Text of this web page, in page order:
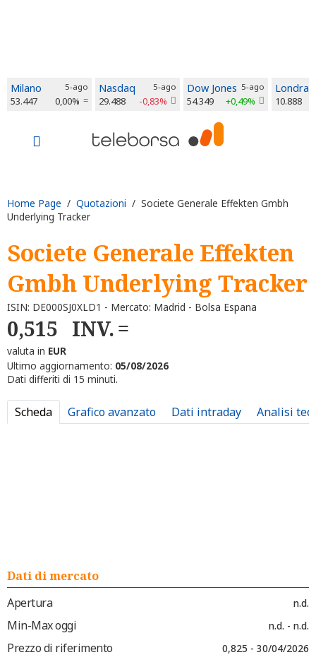
Milano 5-ago
53.447 0,00%
Nasdaq 5-ago
29.488 -0,83%
Dow Jones 5-ago
54.349 +0,49%
Londra
10.888
Home Page / Quotazioni / Societe Generale Effekten Gmbh
Underlying Tracker
Societe Generale Effekten
Gmbh Underlying Tracker
ISIN: DE000SJ0XLD1 - Mercato: Madrid - Bolsa Espana
0,515 INV.
valuta in EUR
Ultimo aggiornamento: 05/08/2026
Dati differiti di 15 minuti.
Scheda Grafico avanzato Dati intraday Analisi
Dati di mercato
Apertura
n.d.
Min-Max oggi n.d. - n.d.
Prezzo di riferimento 0,825 - 30/04/2026